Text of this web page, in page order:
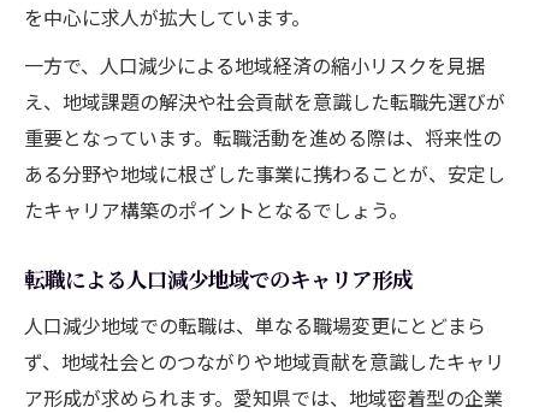
を中心に求人が拡大しています。
一方で、人口減少による地域経済の縮小リスクを見据
え、地域課題の解決や社会貢献を意識した転職先選びが
重要となっています。転職活動を進める際は、将来性の
ある分野や地域に根ざした事業に携わることが、安定し
たキャリア構築のポイントとなるでしょう。
転職による人口減少地域でのキャリア形成
人口減少地域での転職は、単なる職場変更にとどまら
ず、地域社会とのつながりや地域貢献を意識したキャリ
ア形成が求められます。愛知県では、地域密着型の企業